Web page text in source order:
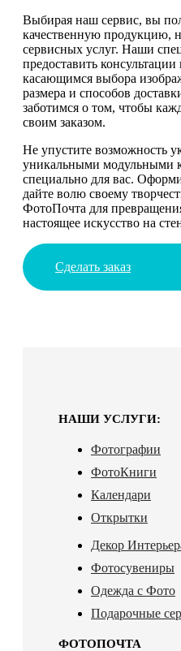
Выбирая наш сервис, вы
качественную продукцию,
сервисных услуг. Наши
предоставить
касающимся выбора
размера и способов
заботимся о том, чтобы
своим заказом.
Не упустите возможность
уникальными модульными
специально для вас.
дайте волю своему
ФотоПочта для
настоящее искусство на
Сделать заказ
НАШИ УСЛУГИ:
Фотографии
ФотоКниги
Календари
Открытки
Декор
Фотосувениры
Одежда с Фото
Подарочные
ФОТОПОЧТА